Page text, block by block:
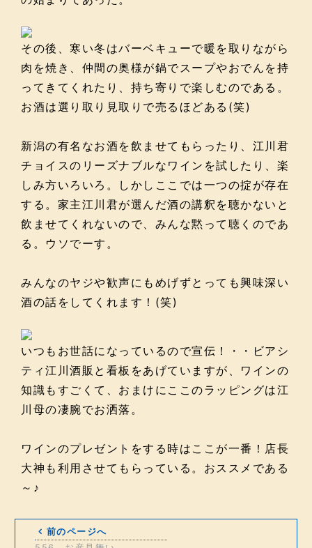
その後、寒い冬はバーベキューで暖を取りながら
肉を焼き、仲間の奥様が鍋でスープやおでんを持
ってきてくれたり、持ち寄りで楽しむのである。
お酒は選り取り見取りで売るほどある(笑)
新潟の有名なお酒を飲ませてもらったり、江川君
チョイスのリーズナブルなワインを試したり、楽
しみ方いろいろ。しかしここでは一つの掟が存在
する。家主江川君が選んだ酒の講釈を聴かないと
飲ませてくれないので、みんな黙って聴くのであ
る。ウソでーす。
みんなのヤジや歓声にもめげずとっても興味深い
酒の話をしてくれます！(笑)
いつもお世話になっているので宣伝！・・ビアシ
ティ江川酒販と看板をあげていますが、ワインの
知識もすごくて、おまけにここのラッピングは江
川母の凄腕でお洒落。
ワインのプレゼントをする時はここが一番！店長
大神も利用させてもらっている。おススメである
～♪
前のページへ